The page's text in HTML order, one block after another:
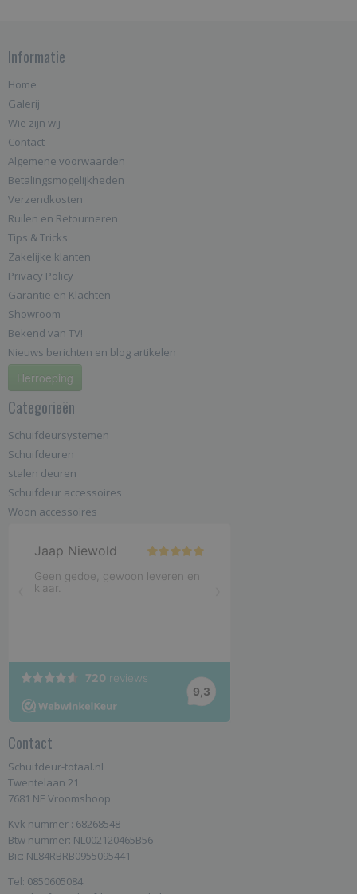
Informatie
Home
Galerij
Wie zijn wij
Contact
Algemene voorwaarden
Betalingsmogelijkheden
Verzendkosten
Ruilen en Retourneren
Tips & Tricks
Zakelijke klanten
Privacy Policy
Garantie en Klachten
Showroom
Bekend van TV!
Nieuws berichten en blog artikelen
Herroeping
Categorieën
Schuifdeursystemen
Schuifdeuren
stalen deuren
Schuifdeur accessoires
Woon accessoires
Contact
Schuifdeur-totaal.nl
Twentelaan 21
7681 NE Vroomshoop
Kvk nummer : 68268548
Btw nummer: NL002120465B56
Bic: NL84RBRB0955095441
Tel: 0850605084